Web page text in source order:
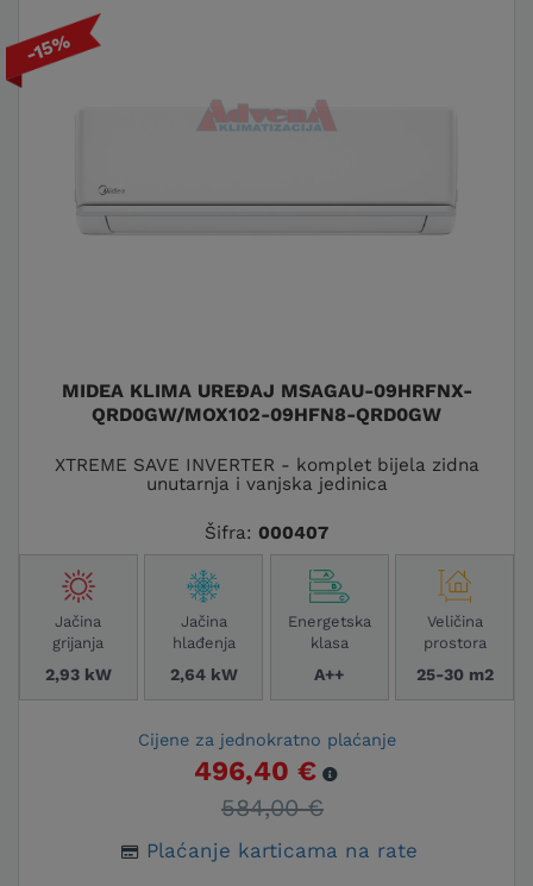
-15%
MIDEA KLIMA UREĐAJ MSAGAU-09HRFNX-
QRD0GW/MOX102-09HFN8-QRD0GW
XTREME SAVE INVERTER - komplet bijela zidna
unutarnja i vanjska jedinica
Šifra: 000407
Jačina
grijanja
2,93 kW
Jačina
hlađenja
2,64 kW
Energetska
klasa
A++
Veličina
prostora
25-30 m2
Cijene za jednokratno plaćanje
496,40 €
584,00 €
Plaćanje karticama na rate